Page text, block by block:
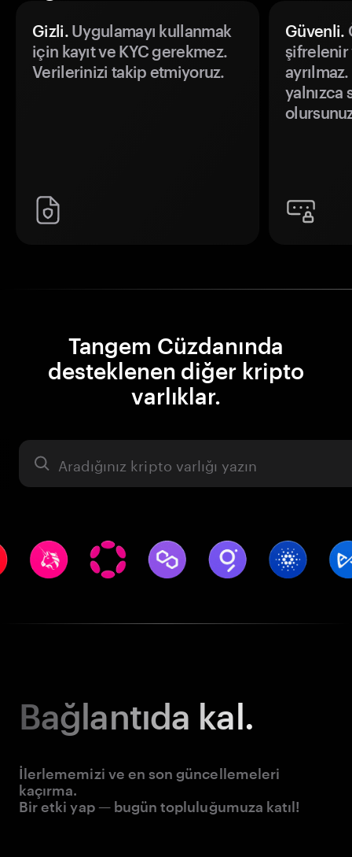
Gizli.Uygulamayı kullanmak
için kayıt ve KYC gerekmez.
Verilerinizi takip etmiyoruz.
Güvenli.
şifrelenir
yalnızca
Tangem Cüzdanında
desteklenen diğer kripto
varlıklar.
Varlık
Bağlantıda kal.
İlerlememizi ve en son güncellemeleri
kaçırma.
Bir etki yap — bugün topluluğumuza katıl!